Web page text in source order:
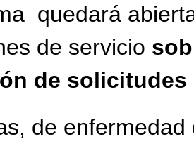
quedará
de servicio
de solicitudes
de